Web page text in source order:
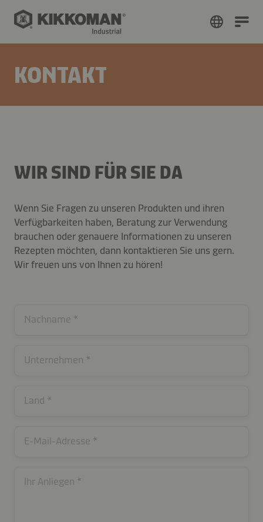
KONTAKT
WIR SIND FÜR SIE DA
Wenn Sie Fragen zu unseren Produkten und ihren
Verfügbarkeiten haben, Beratung zur Verwendung
brauchen oder genauere Informationen zu unseren
Rezepten möchten, dann kontaktieren Sie uns gern.
Wir freuen uns von Ihnen zu hören!
Nachname
Unternehmen
Land
E-Mail-Adresse
Ihr Anliegen